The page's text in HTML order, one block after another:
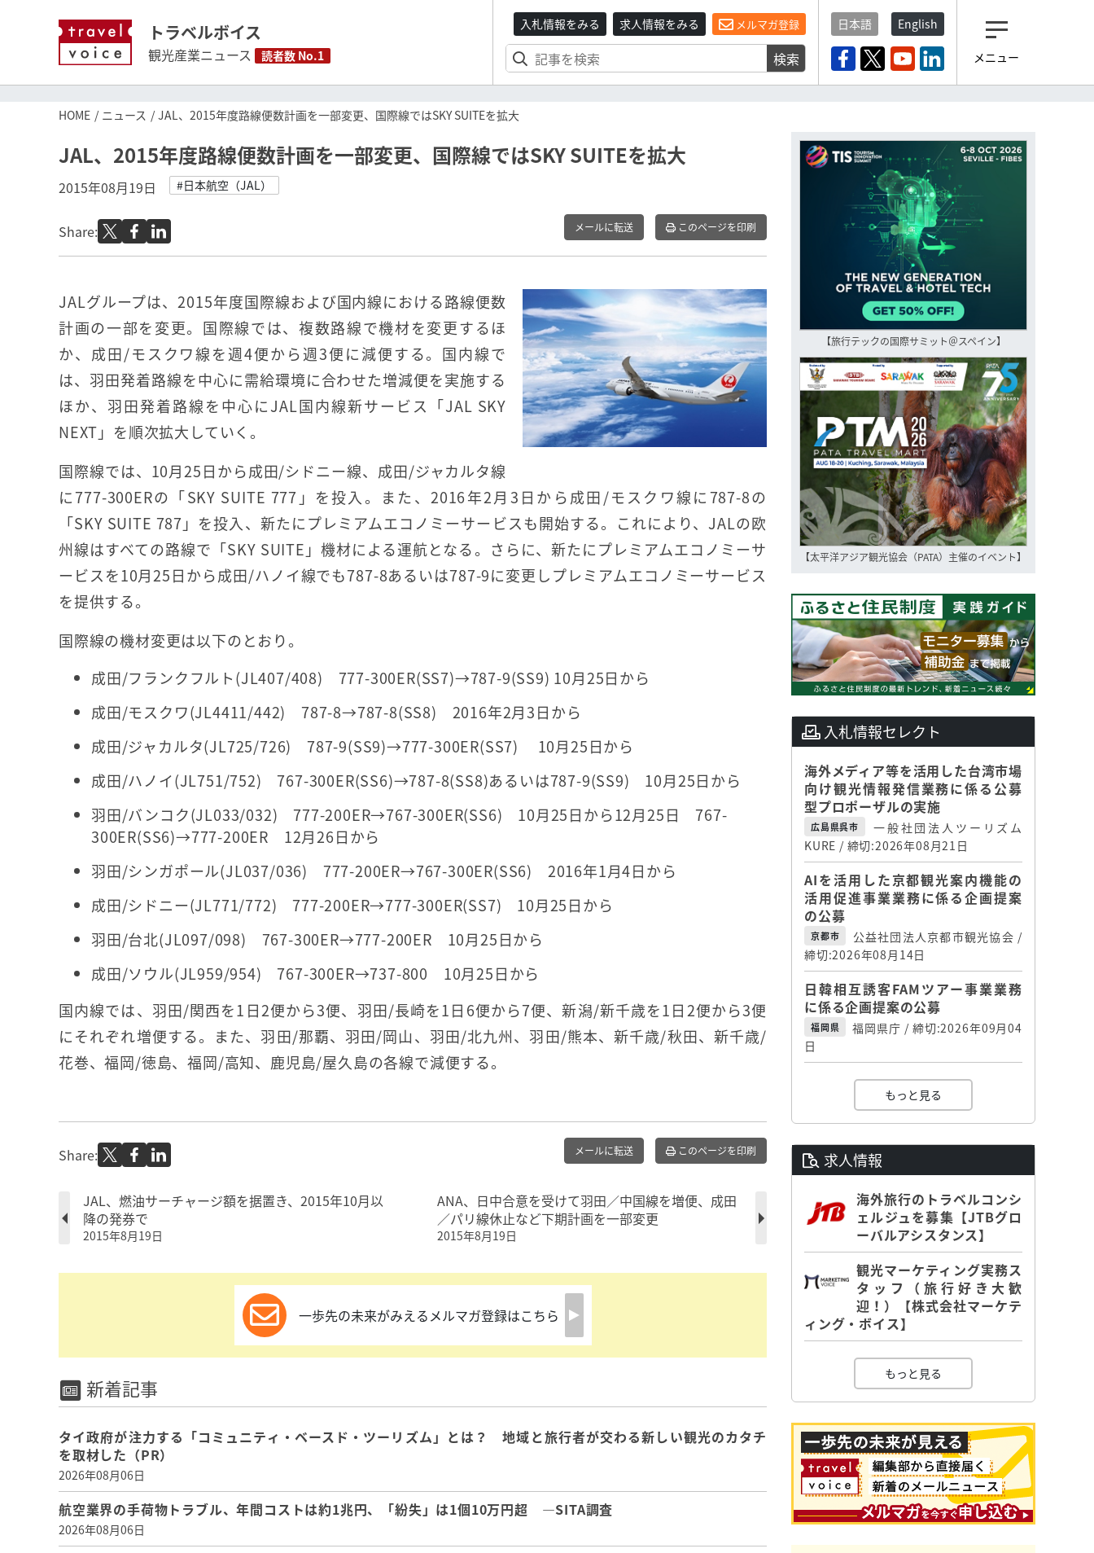
トラベルボイス
観光産業ニュース 読者数 No.1
入札情報をみる 求人情報をみる メルマガ登録
検索
日本語 English
メニュー
HOME ニュース JAL、2015年度路線便数計画を一部変更、国際線ではSKY SUITEを拡大
JAL、2015年度路線便数計画を一部変更、国際線ではSKY SUITEを拡大
2015年08月19日 #日本航空（JAL）
Share: メールに転送 このページを印刷
JALグループは、2015年度国際線および国内線における路線便数
計画の一部を変更。国際線では、複数路線で機材を変更するほ
か、成田/モスクワ線を週4便から週3便に減便する。国内線で
は、羽田発着路線を中心に需給環境に合わせた増減便を実施する
ほか、羽田発着路線を中心にJAL国内線新サービス「JAL SKY
NEXT」を順次拡大していく。
国際線では、10月25日から成田/シドニー線、成田/ジャカルタ線
に777-300ERの「SKY SUITE 777」を投入。また、2016年2月3日から成田/モスクワ線に787-8の
「SKY SUITE 787」を投入、新たにプレミアムエコノミーサービスも開始する。これにより、JALの欧
州線はすべての路線で「SKY SUITE」機材による運航となる。さらに、新たにプレミアムエコノミーサ
ービスを10月25日から成田/ハノイ線でも787-8あるいは787-9に変更しプレミアムエコノミーサービス
を提供する。
国際線の機材変更は以下のとおり。
成田/フランクフルト(JL407/408) 777-300ER(SS7)→787-9(SS9) 10月25日から
成田/モスクワ(JL4411/442) 787-8→787-8(SS8) 2016年2月3日から
成田/ジャカルタ(JL725/726) 787-9(SS9)→777-300ER(SS7) 10月25日から
成田/ハノイ(JL751/752) 767-300ER(SS6)→787-8(SS8)あるいは787-9(SS9) 10月25日から
羽田/バンコク(JL033/032) 777-200ER→767-300ER(SS6) 10月25日から12月25日 767-
300ER(SS6)→777-200ER 12月26日から
羽田/シンガポール(JL037/036) 777-200ER→767-300ER(SS6) 2016年1月4日から
成田/シドニー(JL771/772) 777-200ER→777-300ER(SS7) 10月25日から
羽田/台北(JL097/098) 767-300ER→777-200ER 10月25日から
成田/ソウル(JL959/954) 767-300ER→737-800 10月25日から
国内線では、羽田/関西を1日2便から3便、羽田/長崎を1日6便から7便、新潟/新千歳を1日2便から3便
にそれぞれ増便する。また、羽田/那覇、羽田/岡山、羽田/北九州、羽田/熊本、新千歳/秋田、新千歳/
花巻、福岡/徳島、福岡/高知、鹿児島/屋久島の各線で減便する。
Share: メールに転送 このページを印刷
JAL、燃油サーチャージ額を据置き、2015年10月以
降の発券で
2015年8月19日
ANA、日中合意を受けて羽田／中国線を増便、成田
／パリ線休止など下期計画を一部変更
2015年8月19日
一歩先の未来がみえるメルマガ登録はこちら
新着記事
タイ政府が注力する「コミュニティ・ベースド・ツーリズム」とは？ 地域と旅行者が交わる新しい観光のカタチ
を取材した（PR）
2026年08月06日
航空業界の手荷物トラブル、年間コストは約1兆円、「紛失」は1個10万円超 ―SITA調査
2026年08月06日
【旅行テックの国際サミット＠スペイン】
【太平洋アジア観光協会（PATA）主催のイベント】
入札情報セレクト
海外メディア等を活用した台湾市場
向け観光情報発信業務に係る公募
型プロポーザルの実施
広島県呉市
一般社団法人ツーリズム
KURE / 締切:2026年08月21日
AIを活用した京都観光案内機能の
活用促進事業業務に係る企画提案
の公募
京都市
公益社団法人京都市観光協会 /
締切:2026年08月14日
日韓相互誘客FAMツアー事業業務
に係る企画提案の公募
福岡県
福岡県庁 / 締切:2026年09月04
日
もっと見る
求人情報
海外旅行のトラベルコンシ
ェルジュを募集【JTBグロ
ーバルアシスタンス】
観光マーケティング実務ス
タッフ（旅行好き大歓
迎！）【株式会社マーケテ
ィング・ボイス】
もっと見る
観光産業ニュース「トラベ
登録済みですよね？
もし未だ登録していないなら…
いますぐ登録する